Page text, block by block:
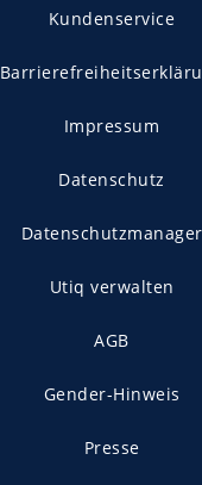
Kundenservice
Impressum
Datenschutz
Datenschutzmanager
Utiq verwalten
AGB
Gender-Hinweis
Presse